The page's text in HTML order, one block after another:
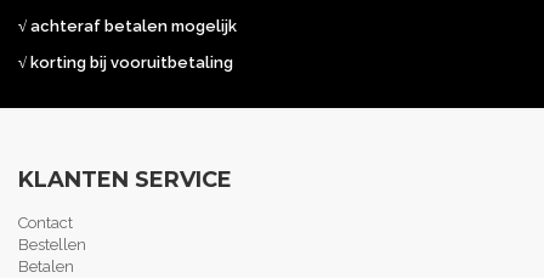
√ achteraf betalen mogelijk
√ korting bij vooruitbetaling
KLANTEN SERVICE
Contact
Bestellen
Betalen